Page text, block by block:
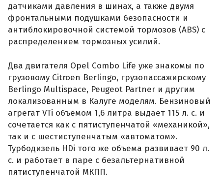
датчиками давления в шинах, а также двумя
фронтальными подушками безопасности и
антиблокировочной системой тормозов (ABS) с
распределением тормозных усилий.
Два двигателя Opel Combo Life уже знакомы по
грузовому Citroen Berlingo, грузопассажирскому
Berlingo Multispace, Peugeot Partner и другим
локализованным в Калуге моделям. Бензиновый
агрегат VTi объемом 1,6 литра выдает 115 л. с. и
сочетается как с пятиступенчатой «механикой»,
так и с шестиступенчатым «автоматом».
Турбодизель HDi того же объема развивает 90 л.
с. и работает в паре с безальтернативной
пятиступенчатой МКПП.